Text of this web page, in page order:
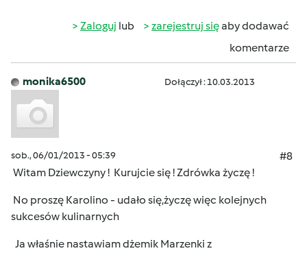
Zaloguj lub zarejestruj sięaby dodawać
komentarze
monika6500 Dołączył : 10.03.2013
sob., 06/01/2013 - 05:39
#8
Witam Dziewczyny ! Kurujcie się ! Zdrówka życzę !
No proszę Karolino - udało się,życzę więc kolejnych
sukcesów kulinarnych
Ja właśnie nastawiam dżemik Marzenki z